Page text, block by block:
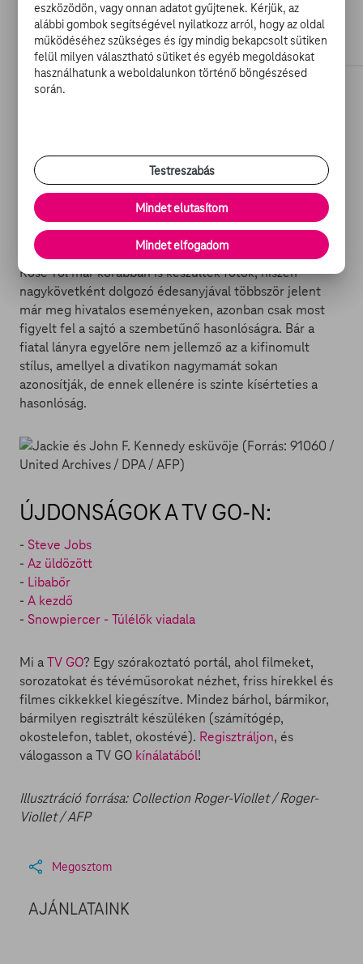
epizódjában például azt mutatják meg, hogyan lehet a
világvége után maradt szemétből kisminkelni magunkat,
de a csajos műsorokat parodizáló előadásnál jobban
szemet szúrt mindenkinek, hogy a fiatal Kennedy-lány
mennyire hasonlít híres nagymamájára.
Rose-ról már korábban is készültek fotók, hiszen
nagykövetként dolgozó édesanyjával többször jelent
már meg hivatalos eseményeken, azonban csak most
figyelt fel a sajtó a szembetűnő hasonlóságra. Bár a
fiatal lányra egyelőre nem jellemző az a kifinomult
stílus, amellyel a divatikon nagymamát sokan
azonosítják, de ennek ellenére is szinte kísérteties a
hasonlóság.
ÚJDONSÁGOK A TV GO-N:
- Steve Jobs
- Az üldözött
- Libabőr
- A kezdő
- Snowpiercer - Túlélők viadala
Mi aTV GO? Egy szórakoztató portál, ahol filmeket,
sorozatokat és tévéműsorokat nézhet, friss hírekkel és
filmes cikkekkel kiegészítve. Mindez bárhol, bármikor,
bármilyen regisztrált készüléken (számítógép,
okostelefon, tablet, okostévé). Regisztráljon, és
válogasson a TV GO kínálatából!
Illusztráció forrása: Collection Roger-Viollet / Roger-
Viollet / AFP
Megosztom
AJÁNLATAINK
eszközödön, vagy onnan adatot gyűjtenek. Kérjük, az
alábbi gombok segítségével nyilatkozz arról, hogy az oldal
működéséhez szükséges és így mindig bekapcsolt sütiken
felül milyen választható sütiket és egyéb megoldásokat
használhatunk a weboldalunkon történő böngészésed
során.
Testreszabás
Mindet elutasítom
Mindet elfogadom